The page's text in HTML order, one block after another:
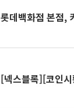
롯데백화점 본점,
[넥스블록][코인